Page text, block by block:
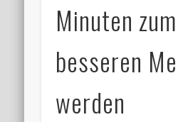
Minuten zum
besseren
werden